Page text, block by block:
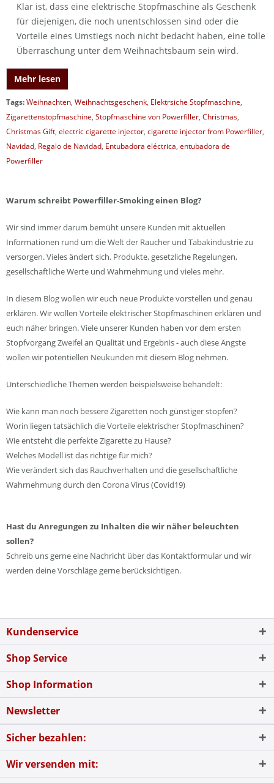
Klar ist, dass eine elektrische Stopfmaschine als Geschenk
für diejenigen, die noch unentschlossen sind oder die
Vorteile eines Umstiegs noch nicht bedacht haben, eine tolle
Überraschung unter dem Weihnachtsbaum sein wird.
Mehr lesen
Tags:Weihnachten, Weihnachtsgeschenk, Elektrsiche Stopfmaschine,
Zigarettenstopfmaschine, Stopfmaschine von Powerfiller, Christmas,
Christmas Gift, electric cigarette injector, cigarette injector from Powerfiller,
Navidad, Regalo de Navidad, Entubadora eléctrica, entubadora de
Powerfiller
Warum schreibt Powerfiller-Smoking einen Blog?
Wir sind immer darum bemüht unsere Kunden mit aktuellen
Informationen rund um die Welt der Raucher und Tabakindustrie zu
versorgen. Vieles ändert sich. Produkte, gesetzliche Regelungen,
gesellschaftliche Werte und Wahrnehmung und vieles mehr.
In diesem Blog wollen wir euch neue Produkte vorstellen und genau
erklären. Wir wollen Vorteile elektrischer Stopfmaschinen erklären und
euch näher bringen. Viele unserer Kunden haben vor dem ersten
Stopfvorgang Zweifel an Qualität und Ergebnis - auch diese Ängste
wollen wir potentiellen Neukunden mit diesem Blog nehmen.
Unterschiedliche Themen werden beispielsweise behandelt:
Wie kann man noch bessere Zigaretten noch günstiger stopfen?
Worin liegen tatsächlich die Vorteile elektrischer Stopfmaschinen?
Wie entsteht die perfekte Zigarette zu Hause?
Welches Modell ist das richtige für mich?
Wie verändert sich das Rauchverhalten und die gesellschaftliche
Wahrnehmung durch den Corona Virus (Covid19)
Hast du Anregungen zu Inhalten die wir näher beleuchten
sollen?
Schreib uns gerne eine Nachricht über das Kontaktformular und wir
werden deine Vorschläge gerne berücksichtigen.
Kundenservice
Shop Service
Shop Information
Newsletter
Sicher bezahlen:
Wir versenden mit: